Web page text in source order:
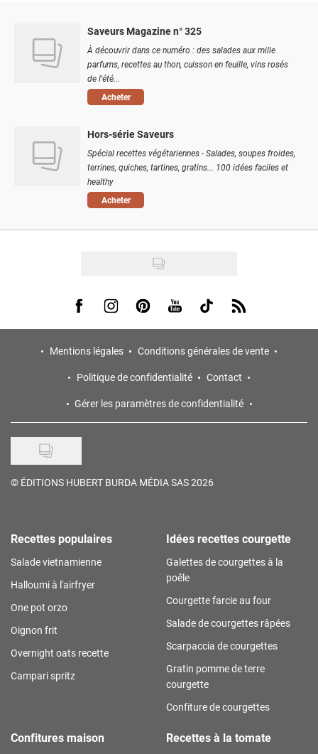
Saveurs Magazine n° 325
À découvrir dans ce numéro : des salades aux mille
parfums, recettes au thon, cuisson en feuille, vins rosés
de l'été...
Acheter
Hors-série Saveurs
Spécial recettes végétariennes - Salades, soupes froides,
terrines, quiches, tartines, gratins... 100 idées faciles et
healthy
Acheter
Visit us on Facebook
Visit us on Instagram
Visit us on Pinterest
Visit us on Youtube
Visit us on Tiktok
Visit us on Rss
Mentions légales
Conditions générales de vente
Politique de confidentialité
Contact
Gérer les paramètres de confidentialité
© ÉDITIONS HUBERT BURDA MÉDIA SAS 2026
Recettes populaires
Salade vietnamienne
Halloumi à l'airfryer
One pot orzo
Oignon frit
Overnight oats recette
Campari spritz
Idées recettes courgette
Galettes de courgettes à la
poêle
Courgette farcie au four
Salade de courgettes râpées
Scarpaccia de courgettes
Gratin pomme de terre
courgette
Confiture de courgettes
Confitures maison Recettes à la tomate